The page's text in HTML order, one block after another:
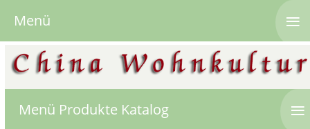
Menü Produkte Katalog ≡
Menü ≡